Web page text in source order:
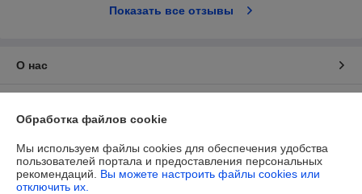
Показать все отзывы
О нас
График работы
Обработка файлов cookie
Мы используем файлы cookies для обеспечения удобства
пользователей портала и предоставления персональных
рекомендаций. Вы можете настроить файлы cookies или
отключить их.